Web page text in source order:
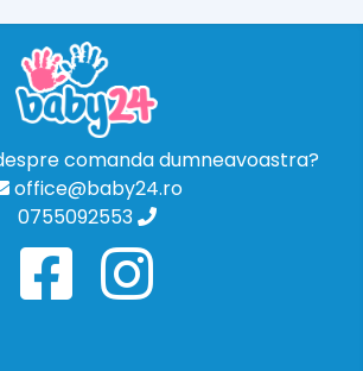
comanda dumneavoastra?
office@baby24.ro
0755092553